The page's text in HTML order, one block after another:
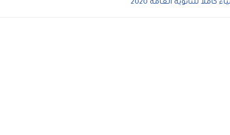
للثانوية العامة 2020